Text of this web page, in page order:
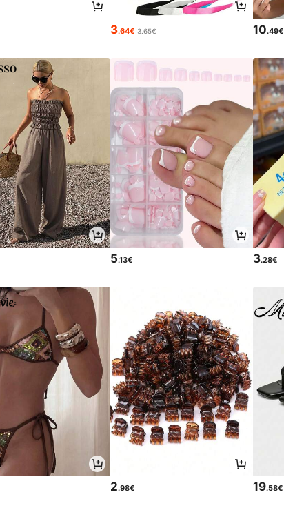
3.64€ 3.65€ 10.49€
5.13€ 3.28€
2.98€ 19.58€